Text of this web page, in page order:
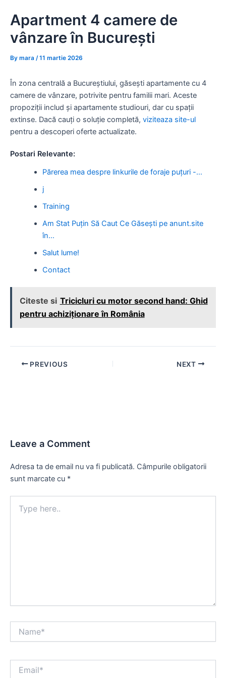
content
Apartment 4 camere de
vânzare în București
By mara /11 martie 2026
În zona centrală a Bucureștiului, găsești apartamente cu 4
camere de vânzare, potrivite pentru familii mari. Aceste
propoziții includ și apartamente studiouri, dar cu spații
extinse. Dacă cauți o soluție completă, viziteaza site-ul
pentru a descoperi oferte actualizate.
Postari Relevante:
Părerea mea despre linkurile de foraje puțuri -…
j
Training
Am Stat Puțin Să Caut Ce Găsești pe anunt.site
în…
Salut lume!
Contact
Citeste si Tricicluri cu motor second hand: Ghid
pentru achiziționare în România
Post PREVIOUS NEXT
Leave a Comment
Adresa ta de email nu va fi publicată. Câmpurile obligatorii
sunt marcate cu *
here..